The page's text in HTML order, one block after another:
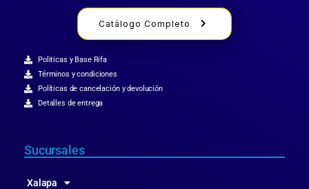
Catálogo Completo
Politicas y Base Rifa
Términos y condiciones
Políticas de cancelación y devolución
Detalles de entrega
Sucursales
Xalapa